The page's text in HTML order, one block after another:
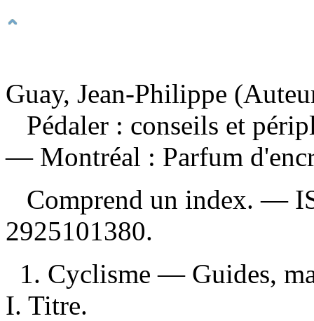
Guay, Jean-Philippe
Pédaler : conseils et
— Montréal : Parfum
Comprend un index. —
2925101380.
1. Cyclisme — Guides,
I. Titre.